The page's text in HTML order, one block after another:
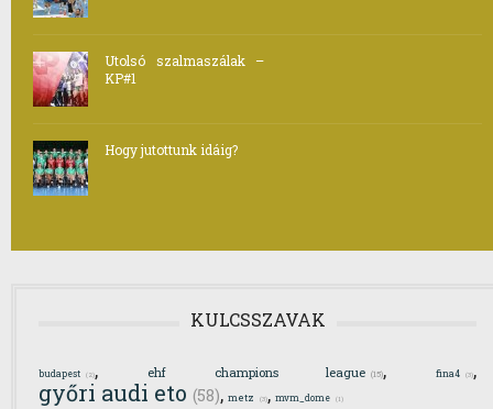
Utolsó szalmaszálak –
KP#1
Hogy jutottunk idáig?
KULCSSZAVAK
budapest (2), ehf champions league (15), fina4 (3),
győri audi eto (58), metz (3), mvm_dome (1)